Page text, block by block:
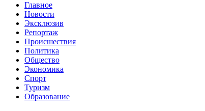
Главное
Новости
Эксклюзив
Репортаж
Происшествия
Политика
Общество
Экономика
Спорт
Туризм
Образование